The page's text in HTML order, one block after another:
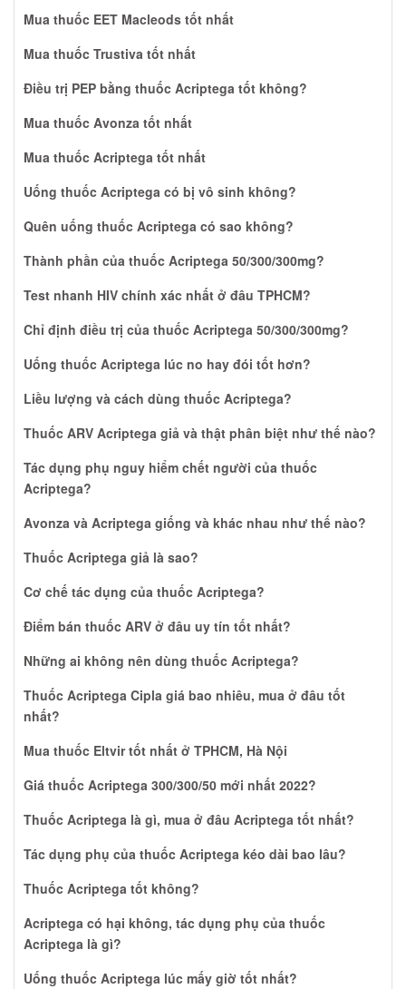
Mua thuốc EET Macleods tốt nhất
Mua thuốc Trustiva tốt nhất
Điều trị PEP bằng thuốc Acriptega tốt không?
Mua thuốc Avonza tốt nhất
Mua thuốc Acriptega tốt nhất
Uống thuốc Acriptega có bị vô sinh không?
Quên uống thuốc Acriptega có sao không?
Thành phần của thuốc Acriptega 50/300/300mg?
Test nhanh HIV chính xác nhất ở đâu TPHCM?
Chỉ định điều trị của thuốc Acriptega 50/300/300mg?
Uống thuốc Acriptega lúc no hay đói tốt hơn?
Liều lượng và cách dùng thuốc Acriptega?
Thuốc ARV Acriptega giả và thật phân biệt như thế nào?
Tác dụng phụ nguy hiểm chết người của thuốc
Acriptega?
Avonza và Acriptega giống và khác nhau như thế nào?
Thuốc Acriptega giả là sao?
Cơ chế tác dụng của thuốc Acriptega?
Điểm bán thuốc ARV ở đâu uy tín tốt nhất?
Những ai không nên dùng thuốc Acriptega?
Thuốc Acriptega Cipla giá bao nhiêu, mua ở đâu tốt
nhất?
Mua thuốc Eltvir tốt nhất ở TPHCM, Hà Nội
Giá thuốc Acriptega 300/300/50 mới nhất 2022?
Thuốc Acriptega là gì, mua ở đâu Acriptega tốt nhất?
Tác dụng phụ của thuốc Acriptega kéo dài bao lâu?
Thuốc Acriptega tốt không?
Acriptega có hại không, tác dụng phụ của thuốc
Acriptega là gì?
Uống thuốc Acriptega lúc mấy giờ tốt nhất?